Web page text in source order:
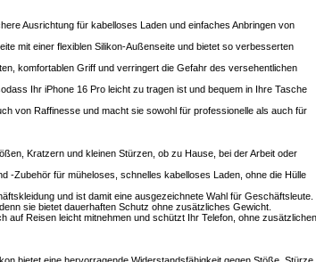
Ausrichtung für kabelloses Laden und einfaches Anbringen von
mit einer flexiblen Silikon-Außenseite und bietet so verbesserten
komfortablen Griff und verringert die Gefahr des versehentlichen
Ihr iPhone 16 Pro leicht zu tragen ist und bequem in Ihre Tasche
von Raffinesse und macht sie sowohl für professionelle als auch für
Kratzern und kleinen Stürzen, ob zu Hause, bei der Arbeit oder
-Zubehör für müheloses, schnelles kabelloses Laden, ohne die Hülle
und ist damit eine ausgezeichnete Wahl für Geschäftsleute.
sie bietet dauerhaften Schutz ohne zusätzliches Gewicht.
Reisen leicht mitnehmen und schützt Ihr Telefon, ohne zusätzlichen